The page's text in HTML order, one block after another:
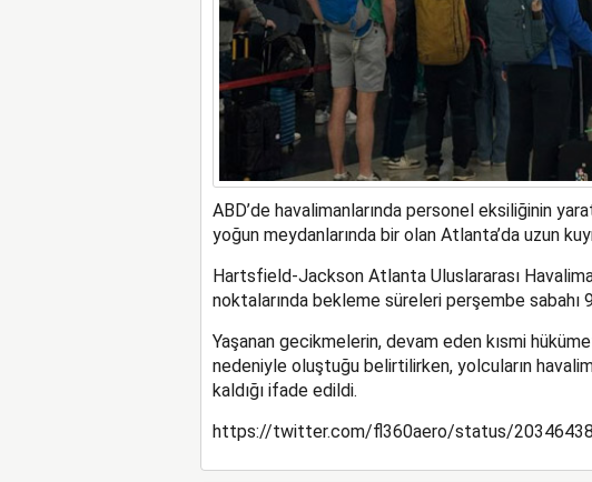
ABD’de havalimanlarında personel eksiliğinin
yoğun meydanlarında bir olan Atlanta’da uzun
Hartsfield-Jackson Atlanta Uluslararası
noktalarında bekleme süreleri perşembe sabahı
Yaşanan gecikmelerin, devam eden kısmi
nedeniyle oluştuğu belirtilirken, yolcuların
kaldığı ifade edildi.
https://twitter.com/fl360aero/status/